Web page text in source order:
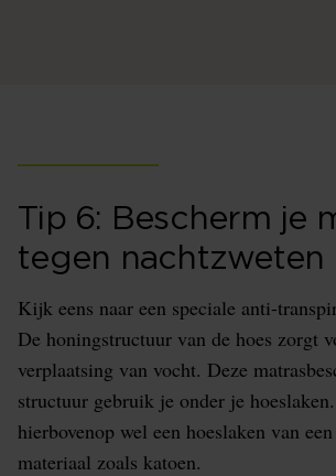
Tip 6: Bescherm je
tegen nachtzweten
Kijk eens naar een speciale anti-
De honingstructuur van de hoes zorgt
verplaatsing van vocht. Deze
structuur gebruik je onder je
hierbovenop wel een hoeslaken van
materiaal zoals katoen.